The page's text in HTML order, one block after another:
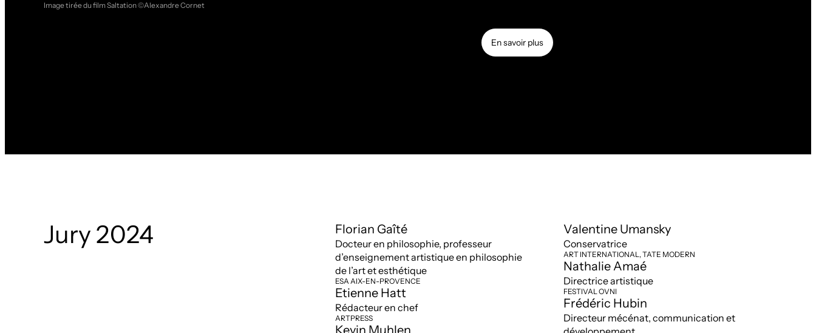
Image tirée du film Saltation ©Alexandre Cornet
En savoir plus
Jury 2024 Florian Gaîté
Docteur en philosophie, professeur
d’enseignement artistique en philosophie
de l’art et esthétique
ESA AIX-EN-PROVENCE
Etienne Hatt
Rédacteur en chef
ARTPRESS
Kevin Muhlen
Valentine Umansky
Conservatrice
ART INTERNATIONAL, TATE MODERN
Nathalie Amaé
Directrice artistique
FESTIVAL OVNI
Frédéric Hubin
Directeur mécénat, communication et